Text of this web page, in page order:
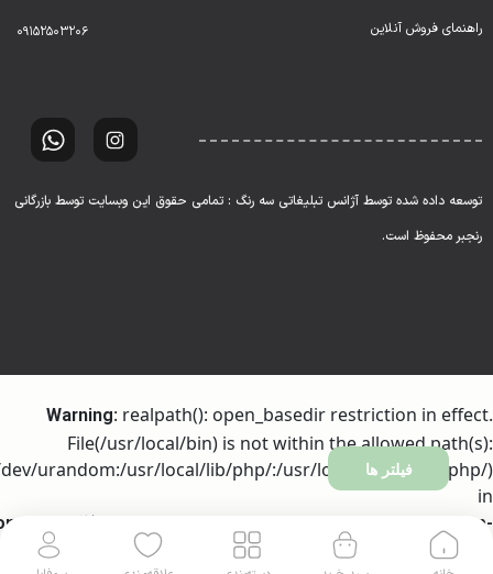
فیلتر ها
راهنمای فروش آنلاین ۰۹۱۵۲۵۰۳۲۰۶
توسعه داده شده توسط آژانس تبلیغاتی سه رنگ : تمامی حقوق این وبسایت توسط بازرگانی
رنجبر محفوظ است.
Warning: realpath(): open_basedir restriction in effect.
File(/usr/local/bin) is not within the allowed path(s):
urandom:/usr/local/lib/php/:/usr/local/php81/lib/php/)
in
h317256/domains/ranjbartrading.com/public_html/wp-
includes/l10n/class-wp-translation-controller.phpon line